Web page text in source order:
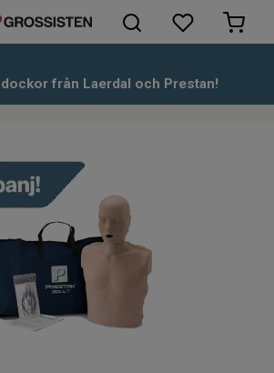
dockor från Laerdal och Prestan!